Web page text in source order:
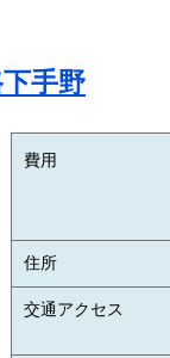
手野
費用
住所
交通アクセス